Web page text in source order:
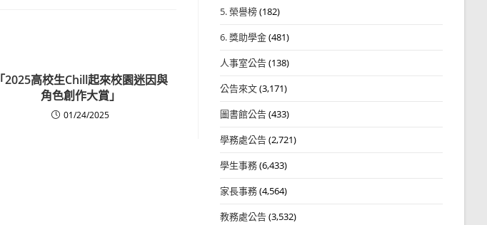
「2025高校生Chill起來校園迷因與
角色創作大賞」
01/24/2025
5. 榮譽榜(182)
6. 獎助學金(481)
人事室公告(138)
公告來文(3,171)
圖書館公告(433)
學務處公告(2,721)
學生事務(6,433)
家長事務(4,564)
教務處公告(3,532)